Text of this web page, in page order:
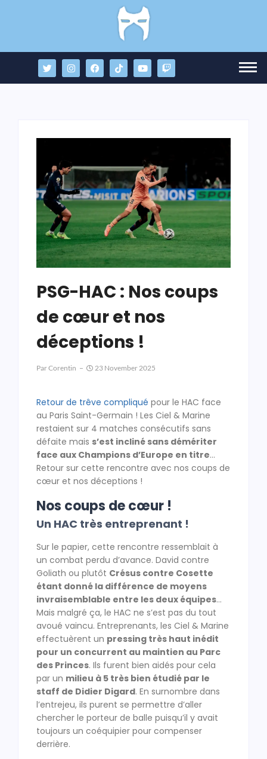
PSG-HAC : Nos coups
de cœur et nos
déceptions !
ParCorentin 23 November 2025
Retour de trêve compliqué pour le HAC face
au Paris Saint-Germain ! Les Ciel & Marine
restaient sur 4 matches consécutifs sans
défaite mais s’est incliné sans démériter
face aux Champions d’Europe en titre…
Retour sur cette rencontre avec nos coups de
cœur et nos déceptions !
Nos coups de cœur !
Un HAC très entreprenant !
Sur le papier, cette rencontre ressemblait à
un combat perdu d’avance. David contre
Goliath ou plutôt Crésus contre Cosette
étant donné la différence de moyens
invraisemblable entre les deux équipes…
Mais malgré ça, le HAC ne s’est pas du tout
avoué vaincu. Entreprenants, les Ciel & Marine
effectuèrent un pressing très haut inédit
pour un concurrent au maintien au Parc
des Princes. Ils furent bien aidés pour cela
par un milieu à 5 très bien étudié par le
staff de Didier Digard. En surnombre dans
l’entrejeu, ils purent se permettre d’aller
chercher le porteur de balle puisqu’il y avait
toujours un coéquipier pour compenser
derrière.